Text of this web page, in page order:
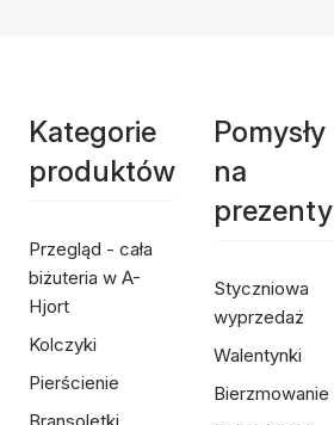
Kategorie
produktów
Przegląd - cała
biżuteria w A-
Hjort
Kolczyki
Pierścienie
Pomysły
na
prezenty
Styczniowa
wyprzedaż
Walentynki
Bierzmowanie